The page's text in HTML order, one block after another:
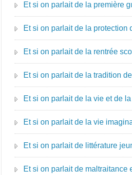
Et si on parlait de la première
Et si on parlait de la
Et si on parlait de la rentrée
Et si on parlait de la tradition
Et si on parlait de la vie et de
Et si on parlait de la vie
Et si on parlait de littérature
Et si on parlait de